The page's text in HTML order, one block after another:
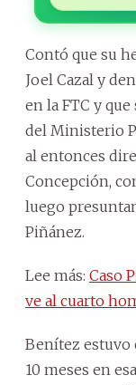
Contó que su
Joel Cazal y
en la FTC y
del Ministerio
al entonces
Concepción,
luego
Piñánez.
Lee más: Caso
ve al cuarto
Benítez estuvo
10 meses en